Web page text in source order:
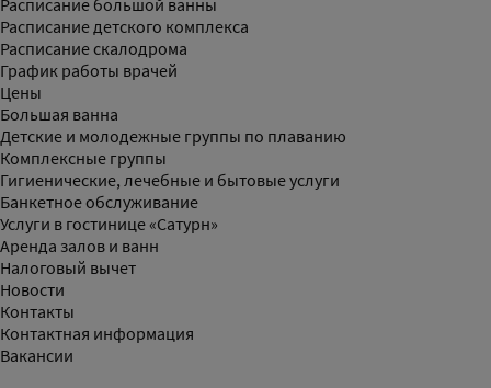
Расписание большой ванны
Расписание детского комплекса
Расписание скалодрома
График работы врачей
Цены
Большая ванна
Детские и молодежные группы по плаванию
Комплексные группы
Гигиенические, лечебные и бытовые услуги
Банкетное обслуживание
Услуги в гостинице «Сатурн»
Аренда залов и ванн
Налоговый вычет
Новости
Контакты
Контактная информация
Вакансии